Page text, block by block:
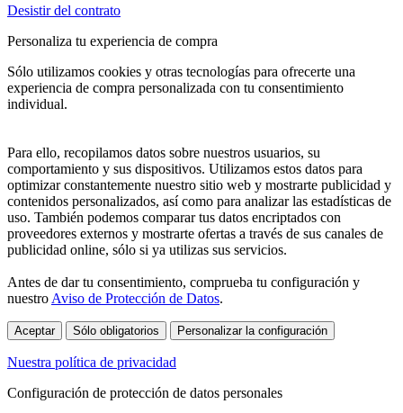
Desistir del contrato
Personaliza tu experiencia de compra
Sólo utilizamos cookies y otras tecnologías para ofrecerte una
experiencia de compra personalizada con tu consentimiento
individual.
Para ello, recopilamos datos sobre nuestros usuarios, su
comportamiento y sus dispositivos. Utilizamos estos datos para
optimizar constantemente nuestro sitio web y mostrarte publicidad y
contenidos personalizados, así como para analizar las estadísticas de
uso. También podemos comparar tus datos encriptados con
proveedores externos y mostrarte ofertas a través de sus canales de
publicidad online, sólo si ya utilizas sus servicios.
Antes de dar tu consentimiento, comprueba tu configuración y
nuestro Aviso de Protección de Datos.
Aceptar Sólo obligatorios Personalizar la configuración
Nuestra política de privacidad
Configuración de protección de datos personales